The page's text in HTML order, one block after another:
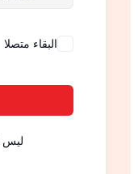
البقاء متصلا
ليس